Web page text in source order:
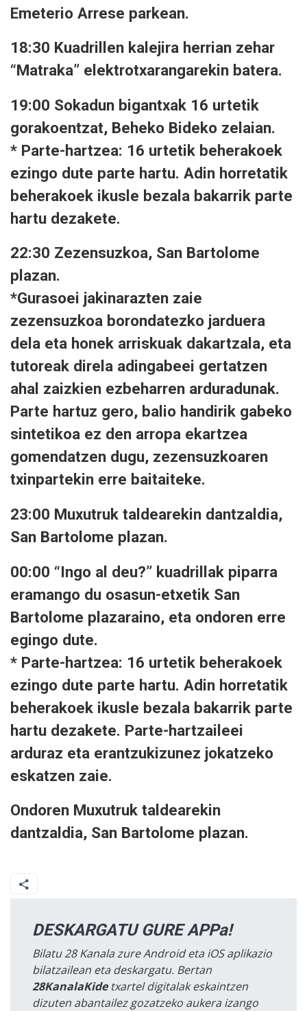
Emeterio Arrese parkean.
18:30 Kuadrillen kalejira herrian zehar
“Matraka” elektrotxarangarekin batera.
19:00 Sokadun bigantxak 16 urtetik
gorakoentzat, Beheko Bideko zelaian.
* Parte-hartzea: 16 urtetik beherakoek
ezingo dute parte hartu. Adin horretatik
beherakoek ikusle bezala bakarrik parte
hartu dezakete.
22:30 Zezensuzkoa, San Bartolome
plazan.
*Gurasoei jakinarazten zaie
zezensuzkoa borondatezko jarduera
dela eta honek arriskuak dakartzala, eta
tutoreak direla adingabeei gertatzen
ahal zaizkien ezbeharren arduradunak.
Parte hartuz gero, balio handirik gabeko
sintetikoa ez den arropa ekartzea
gomendatzen dugu, zezensuzkoaren
txinpartekin erre baitaiteke.
23:00 Muxutruk taldearekin dantzaldia,
San Bartolome plazan.
00:00 “Ingo al deu?” kuadrillak piparra
eramango du osasun-etxetik San
Bartolome plazaraino, eta ondoren erre
egingo dute.
* Parte-hartzea: 16 urtetik beherakoek
ezingo dute parte hartu. Adin horretatik
beherakoek ikusle bezala bakarrik parte
hartu dezakete. Parte-hartzaileei
arduraz eta erantzukizunez jokatzeko
eskatzen zaie.
Ondoren Muxutruk taldearekin
dantzaldia, San Bartolome plazan.
DESKARGATU GURE APPa!
Bilatu 28 Kanala zure Android eta iOS aplikazio
bilatzailean eta deskargatu. Bertan
28KanalaKidetxartel digitalak eskaintzen
dizuten abantailez gozatzeko aukera izango